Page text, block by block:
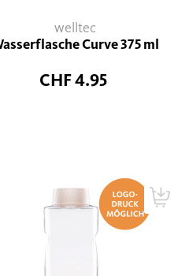
welltec
Curve 375 ml
CHF 4.95